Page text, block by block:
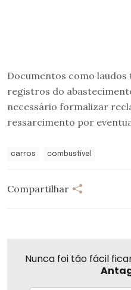
Documentos como
registros do
necessário formalizar
ressarcimento por
carros combustível
Compartilhar
Nunca foi tão fácil